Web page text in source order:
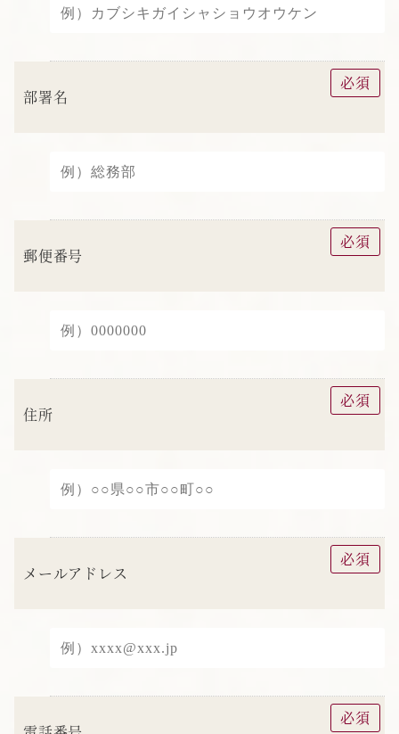
部署名
必須
郵便番号
必須
住所
必須
メールアドレス
必須
必須